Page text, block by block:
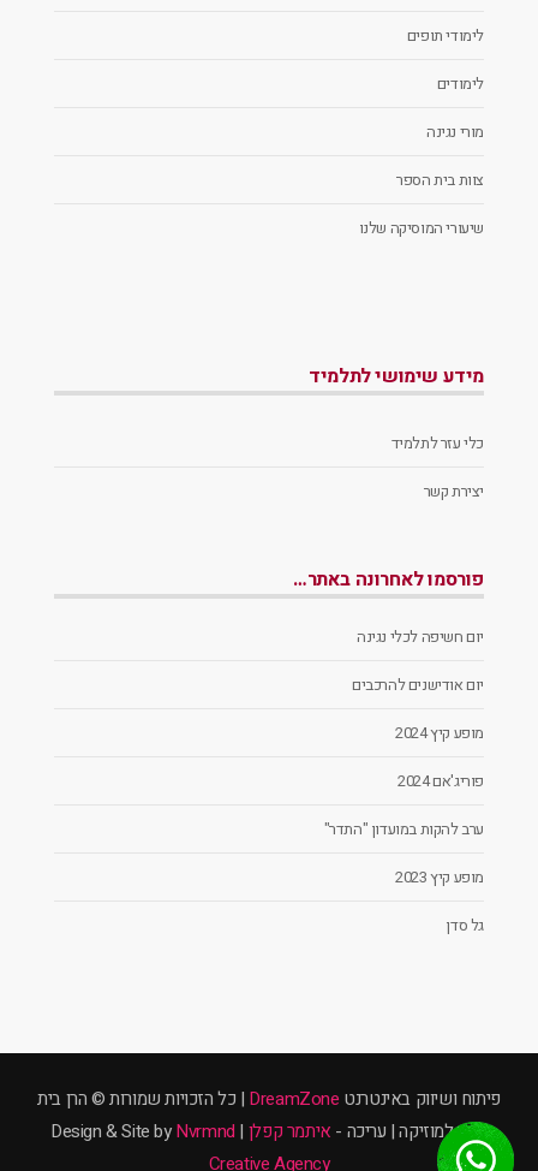
לימודי תופים
לימודים
מורי נגינה
צוות בית הספר
שיעורי המוסיקה שלנו
מידע שימושי לתלמיד
כלי עזר לתלמיד
יצירת קשר
פורסמו לאחרונה באתר…
יום חשיפה לכלי נגינה
יום אודישנים להרכבים
מופע קיץ 2024
פוריג'אם 2024
ערב להקות במועדון "התדר"
מופע קיץ 2023
גל סדן
פיתוח ושיווק באינטרנט DreamZone | כל הזכויות שמורות © הרן בית
ספר למוזיקה | עריכה - איתמר קפלן | Design & Site by
Nvrmnd
Creative Agency